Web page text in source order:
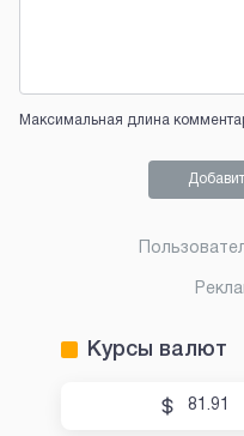
Максимальная длина
Курсы валют
81.91